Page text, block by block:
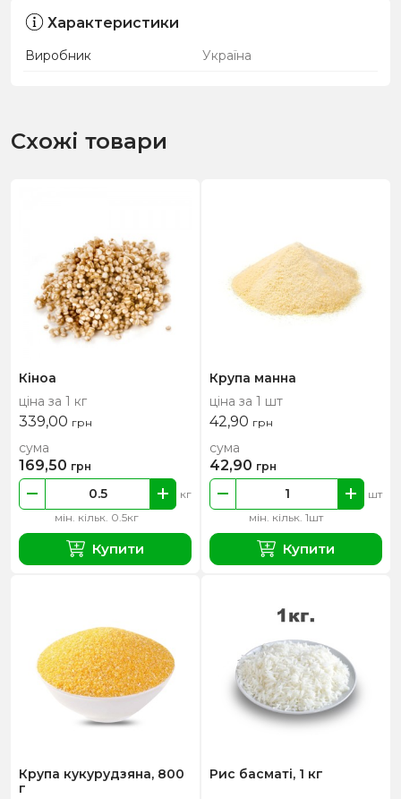
Характеристики
Виробник Україна
Схожі товари
Кіноа
ціна за 1 кг
339,00 грн
мін. кільк. 0.5кг
кг
сума
169,50 грн
Купити
Крупа манна
ціна за 1 шт
42,90 грн
мін. кільк. 1шт
шт
сума
42,90 грн
Купити
Крупа кукурудзяна, 800
г
Рис басматі, 1 кг